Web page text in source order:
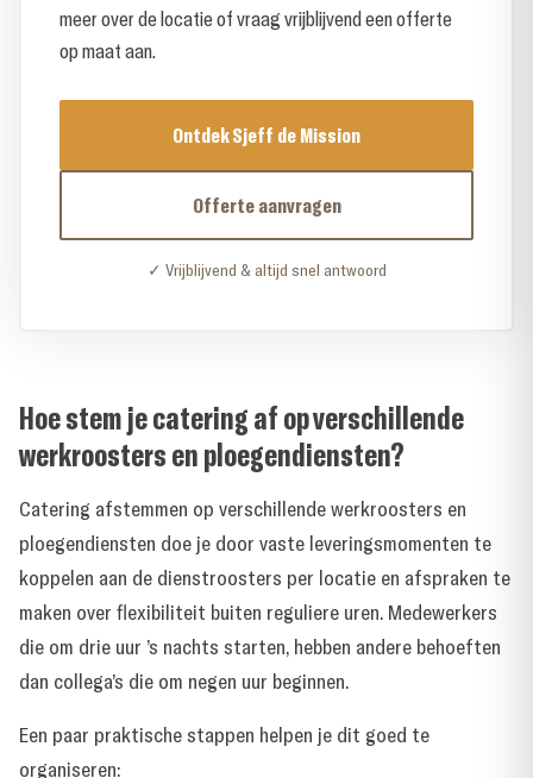
meer over de locatie of vraag vrijblijvend een offerte
op maat aan.
Ontdek Sjeff de Mission
Offerte aanvragen
✓ Vrijblijvend & altijd snel antwoord
Hoe stem je catering af op verschillende
werkroosters en ploegendiensten?
Catering afstemmen op verschillende werkroosters en
ploegendiensten doe je door vaste leveringsmomenten te
koppelen aan de dienstroosters per locatie en afspraken te
maken over flexibiliteit buiten reguliere uren. Medewerkers
die om drie uur ’s nachts starten, hebben andere behoeften
dan collega’s die om negen uur beginnen.
Een paar praktische stappen helpen je dit goed te
organiseren: